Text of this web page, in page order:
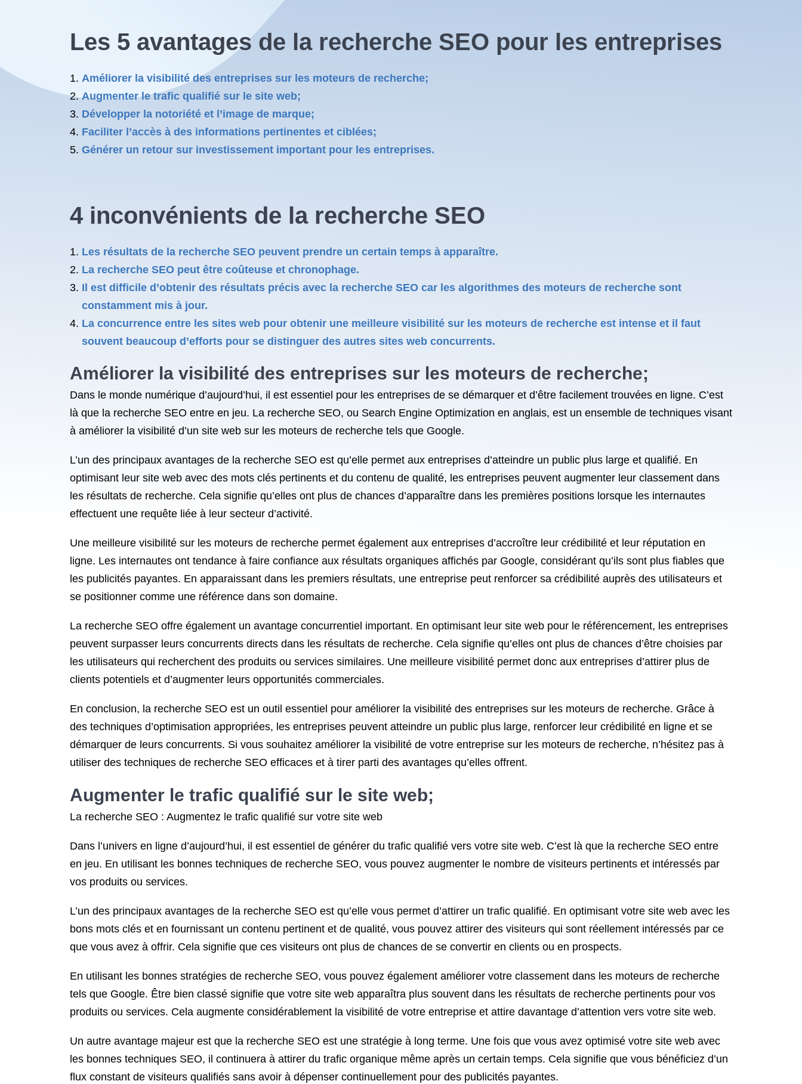
Les 5 avantages de la recherche SEO pour les entreprises
Améliorer la visibilité des entreprises sur les moteurs de recherche;
Augmenter le trafic qualifié sur le site web;
Développer la notoriété et l’image de marque;
Faciliter l’accès à des informations pertinentes et ciblées;
Générer un retour sur investissement important pour les entreprises.
4 inconvénients de la recherche SEO
Les résultats de la recherche SEO peuvent prendre un certain temps à apparaître.
La recherche SEO peut être coûteuse et chronophage.
Il est difficile d’obtenir des résultats précis avec la recherche SEO car les algorithmes des moteurs de recherche sont
constamment mis à jour.
La concurrence entre les sites web pour obtenir une meilleure visibilité sur les moteurs de recherche est intense et il faut
souvent beaucoup d’efforts pour se distinguer des autres sites web concurrents.
Améliorer la visibilité des entreprises sur les moteurs de recherche;
Dans le monde numérique d’aujourd’hui, il est essentiel pour les entreprises de se démarquer et d’être facilement trouvées en ligne. C’est
là que la recherche SEO entre en jeu. La recherche SEO, ou Search Engine Optimization en anglais, est un ensemble de techniques visant
à améliorer la visibilité d’un site web sur les moteurs de recherche tels que Google.
L’un des principaux avantages de la recherche SEO est qu’elle permet aux entreprises d’atteindre un public plus large et qualifié. En
optimisant leur site web avec des mots clés pertinents et du contenu de qualité, les entreprises peuvent augmenter leur classement dans
les résultats de recherche. Cela signifie qu’elles ont plus de chances d’apparaître dans les premières positions lorsque les internautes
effectuent une requête liée à leur secteur d’activité.
Une meilleure visibilité sur les moteurs de recherche permet également aux entreprises d’accroître leur crédibilité et leur réputation en
ligne. Les internautes ont tendance à faire confiance aux résultats organiques affichés par Google, considérant qu’ils sont plus fiables que
les publicités payantes. En apparaissant dans les premiers résultats, une entreprise peut renforcer sa crédibilité auprès des utilisateurs et
se positionner comme une référence dans son domaine.
La recherche SEO offre également un avantage concurrentiel important. En optimisant leur site web pour le référencement, les entreprises
peuvent surpasser leurs concurrents directs dans les résultats de recherche. Cela signifie qu’elles ont plus de chances d’être choisies par
les utilisateurs qui recherchent des produits ou services similaires. Une meilleure visibilité permet donc aux entreprises d’attirer plus de
clients potentiels et d’augmenter leurs opportunités commerciales.
En conclusion, la recherche SEO est un outil essentiel pour améliorer la visibilité des entreprises sur les moteurs de recherche. Grâce à
des techniques d’optimisation appropriées, les entreprises peuvent atteindre un public plus large, renforcer leur crédibilité en ligne et se
démarquer de leurs concurrents. Si vous souhaitez améliorer la visibilité de votre entreprise sur les moteurs de recherche, n’hésitez pas à
utiliser des techniques de recherche SEO efficaces et à tirer parti des avantages qu’elles offrent.
Augmenter le trafic qualifié sur le site web;
La recherche SEO : Augmentez le trafic qualifié sur votre site web
Dans l’univers en ligne d’aujourd’hui, il est essentiel de générer du trafic qualifié vers votre site web. C’est là que la recherche SEO entre
en jeu. En utilisant les bonnes techniques de recherche SEO, vous pouvez augmenter le nombre de visiteurs pertinents et intéressés par
vos produits ou services.
L’un des principaux avantages de la recherche SEO est qu’elle vous permet d’attirer un trafic qualifié. En optimisant votre site web avec les
bons mots clés et en fournissant un contenu pertinent et de qualité, vous pouvez attirer des visiteurs qui sont réellement intéressés par ce
que vous avez à offrir. Cela signifie que ces visiteurs ont plus de chances de se convertir en clients ou en prospects.
En utilisant les bonnes stratégies de recherche SEO, vous pouvez également améliorer votre classement dans les moteurs de recherche
tels que Google. Être bien classé signifie que votre site web apparaîtra plus souvent dans les résultats de recherche pertinents pour vos
produits ou services. Cela augmente considérablement la visibilité de votre entreprise et attire davantage d’attention vers votre site web.
Un autre avantage majeur est que la recherche SEO est une stratégie à long terme. Une fois que vous avez optimisé votre site web avec
les bonnes techniques SEO, il continuera à attirer du trafic organique même après un certain temps. Cela signifie que vous bénéficiez d’un
flux constant de visiteurs qualifiés sans avoir à dépenser continuellement pour des publicités payantes.